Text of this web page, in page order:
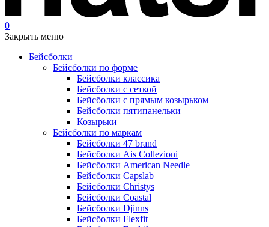
0
Закрыть меню
Бейсболки
Бейсболки по форме
Бейсболки классика
Бейсболки с сеткой
Бейсболки с прямым козырьком
Бейсболки пятипанельки
Козырьки
Бейсболки по маркам
Бейсболки 47 brand
Бейсболки Ais Collezioni
Бейсболки American Needle
Бейсболки Capslab
Бейсболки Christys
Бейсболки Coastal
Бейсболки Djinns
Бейсболки Flexfit